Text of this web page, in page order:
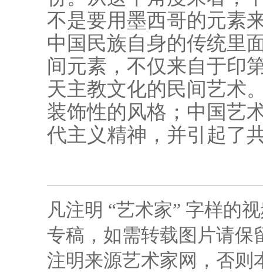
不是要用墨西哥的元素
中国民族自身的传统里
间元素，不仅来自于印
天主教文化的民间艺术
装饰性的风格；中国艺
代主义精神，并引起了
凡注明 “艺术家” 字样的
专稿，如需转载图片请保
注明来源艺术家网，否则